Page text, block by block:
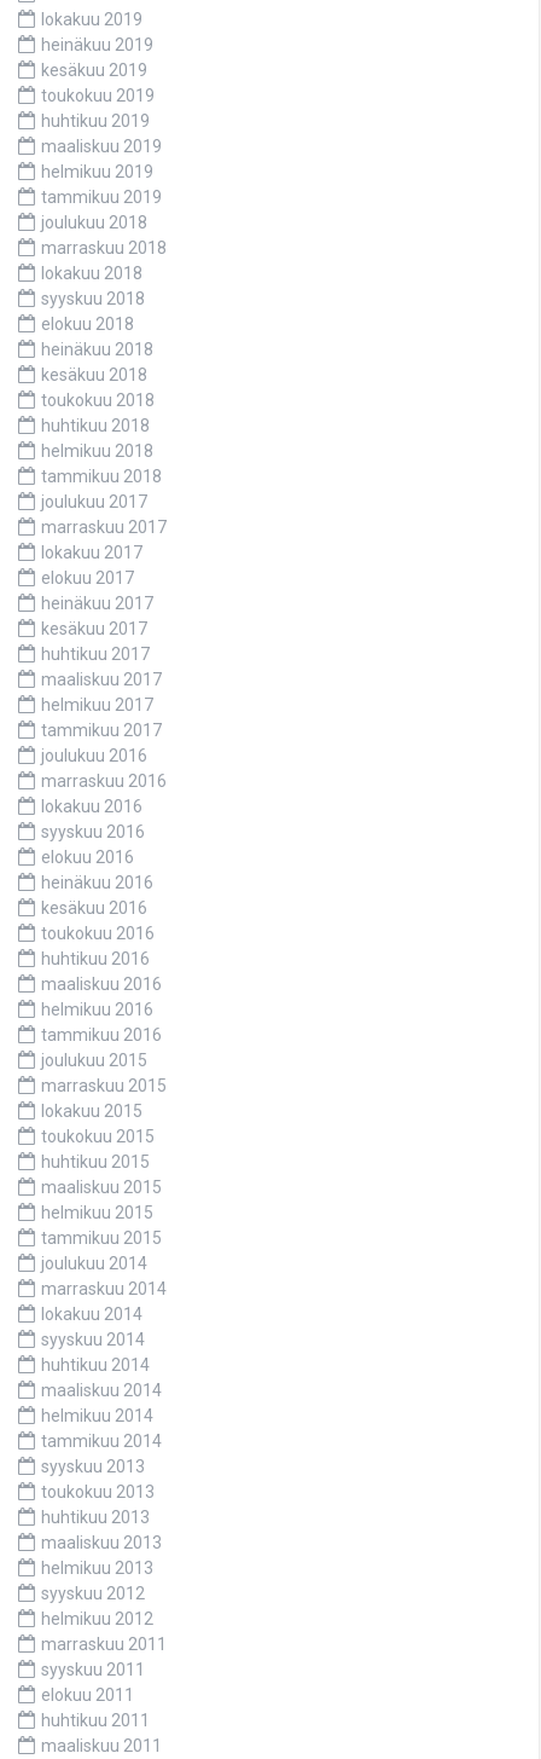
lokakuu 2019
heinäkuu 2019
kesäkuu 2019
toukokuu 2019
huhtikuu 2019
maaliskuu 2019
helmikuu 2019
tammikuu 2019
joulukuu 2018
marraskuu 2018
lokakuu 2018
syyskuu 2018
elokuu 2018
heinäkuu 2018
kesäkuu 2018
toukokuu 2018
huhtikuu 2018
helmikuu 2018
tammikuu 2018
joulukuu 2017
marraskuu 2017
lokakuu 2017
elokuu 2017
heinäkuu 2017
kesäkuu 2017
huhtikuu 2017
maaliskuu 2017
helmikuu 2017
tammikuu 2017
joulukuu 2016
marraskuu 2016
lokakuu 2016
syyskuu 2016
elokuu 2016
heinäkuu 2016
kesäkuu 2016
toukokuu 2016
huhtikuu 2016
maaliskuu 2016
helmikuu 2016
tammikuu 2016
joulukuu 2015
marraskuu 2015
lokakuu 2015
toukokuu 2015
huhtikuu 2015
maaliskuu 2015
helmikuu 2015
tammikuu 2015
joulukuu 2014
marraskuu 2014
lokakuu 2014
syyskuu 2014
huhtikuu 2014
maaliskuu 2014
helmikuu 2014
tammikuu 2014
syyskuu 2013
toukokuu 2013
huhtikuu 2013
maaliskuu 2013
helmikuu 2013
syyskuu 2012
helmikuu 2012
marraskuu 2011
syyskuu 2011
elokuu 2011
huhtikuu 2011
maaliskuu 2011